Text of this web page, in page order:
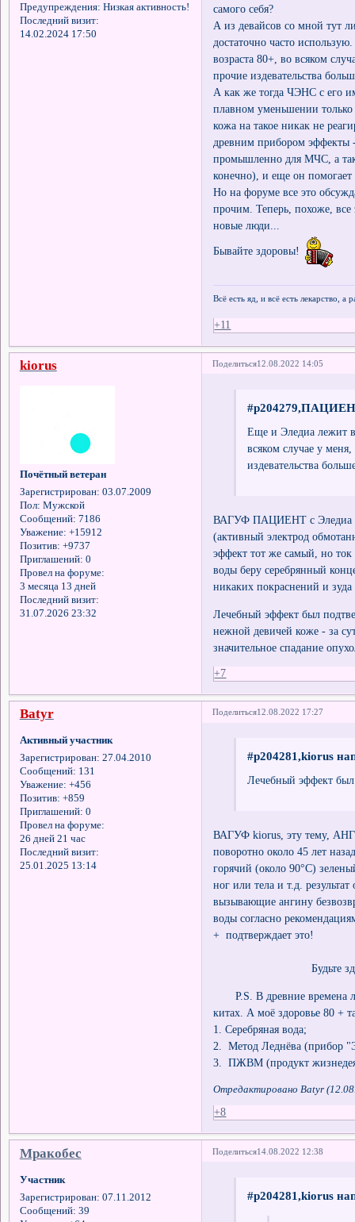
Предупреждения: Низкая активность!
Последний визит:
14.02.2024 17:50
самого себя?
А из девайсов со мной тут
достаточно часто
возраста 80+, во всяком
прочие издевательства
А как же тогда ЧЭНС с его
плавном уменьшении только
кожа на такое никак не
древним прибором эффекты -
промышленно для МЧС, а
конечно), и еще он помогает
Но на форуме все это
прочим. Теперь, похоже, все
новые люди...
Бывайте здоровы!
Всё есть яд, и всё есть лекарство,
+11
Поделиться12.08.2022 14:05
kiorus
Почётный ветеран
Зарегистрирован: 03.07.2009
Пол: Мужской
Сообщений: 7186
Уважение: +15912
Позитив: +9737
Приглашений: 0
Провел на форуме:
3 месяца 13 дней
Последний визит:
31.07.2026 23:32
Еще и Эледиа лежит в
всяком случае у
издевательства
ВАГУФ ПАЦИЕНТ с Эледиа
(активный электрод
эффект тот же самый, но ток
воды беру серебрянный
никаких покраснений и зуда
Лечебный эффект был
нежной девичей коже - за
значительное спадание
+7
Поделиться12.08.2022 17:27
Batyr
Активный участник
Зарегистрирован: 27.04.2010
Сообщений: 131
Уважение: +456
Позитив: +859
Приглашений: 0
Провел на форуме:
26 дней 21 час
Последний визит:
25.01.2025 13:14
#p204281,kiorus
Лечебный эффект
ВАГУФ kiorus, эту тему,
поворотно около 45 лет
горячий (около 90°С)
ног или тела и т.д.
вызывающие ангину
воды согласно
+ подтверждает это!
Будьте здоровы.
P.S. В древние времена
китах. А моё здоровье 80 +
1. Серебряная вода;
2. Метод Леднёва (прибор
3. ПЖВМ (продукт
Отредактировано Batyr
+8
Поделиться14.08.2022 12:38
Мракобес
Участник
Зарегистрирован: 07.11.2012
Сообщений: 39
#p204281,kiorus